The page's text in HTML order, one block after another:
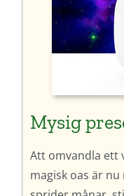
Mysig
Att omvandla ett
magisk oas är